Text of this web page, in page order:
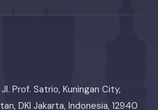
Prof. Satrio, Kuningan City,
DKI Jakarta, Indonesia, 12940